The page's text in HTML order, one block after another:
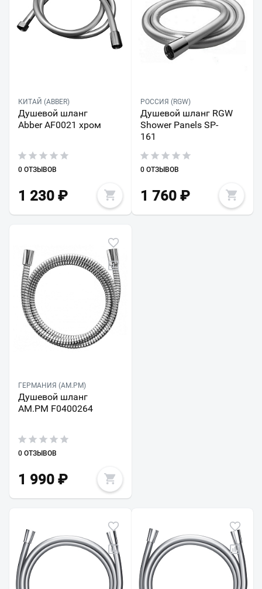
КИТАЙ (ABBER)
Душевой шланг
Abber AF0021 хром
0 ОТЗЫВОВ
1 230 ₽
РОССИЯ (RGW)
Душевой шланг RGW
Shower Panels SP-
161
0 ОТЗЫВОВ
1 760₽
ГЕРМАНИЯ (AM.PM)
Душевой шланг
AM.PM F0400264
0 ОТЗЫВОВ
1 990 ₽